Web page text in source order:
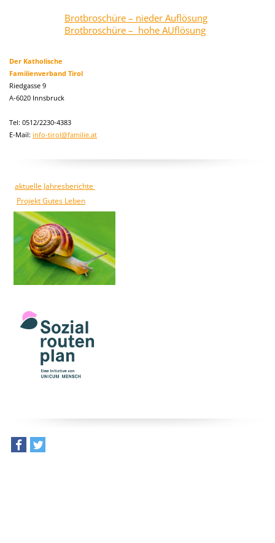
Brotbroschüre – nieder Auflösung
Brotbroschüre – hohe AUflösung
Der Katholische
Familienverband Tirol
Riedgasse 9
A-6020 Innsbruck
Tel: 0512/2230-4383
E-Mail: info-tirol@familie.at
aktuelle Jahresberichte
Projekt Gutes Leben